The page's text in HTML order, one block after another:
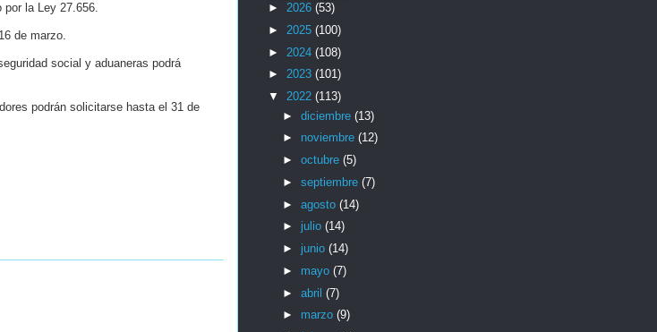
la Ley 27.656.
de marzo.
social y aduaneras podrá
podrán solicitarse hasta el 31 de
► 2026 (53)
► 2025 (100)
► 2024 (108)
► 2023 (101)
▼ 2022 (113)
► diciembre (13)
► noviembre (12)
► octubre (5)
► septiembre (7)
► agosto (14)
► julio (14)
► junio (14)
► mayo (7)
► abril (7)
► marzo (9)